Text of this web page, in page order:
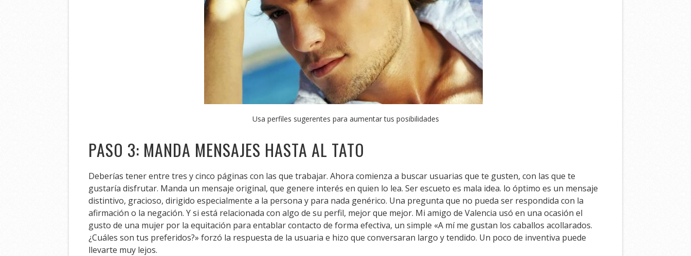
Usa perfiles sugerentes para aumentar tus posibilidades
PASO 3: MANDA MENSAJES HASTA AL TATO
Deberías tener entre tres y cinco páginas con las que trabajar. Ahora comienza a buscar usuarias que te gusten, con las que te
gustaría disfrutar. Manda un mensaje original, que genere interés en quien lo lea. Ser escueto es mala idea. lo óptimo es un mensaje
distintivo, gracioso, dirigido especialmente a la persona y para nada genérico. Una pregunta que no pueda ser respondida con la
afirmación o la negación. Y si está relacionada con algo de su perfil, mejor que mejor. Mi amigo de Valencia usó en una ocasión el
gusto de una mujer por la equitación para entablar contacto de forma efectiva, un simple «A mí me gustan los caballos acollarados.
¿Cuáles son tus preferidos?» forzó la respuesta de la usuaria e hizo que conversaran largo y tendido. Un poco de inventiva puede
llevarte muy lejos.